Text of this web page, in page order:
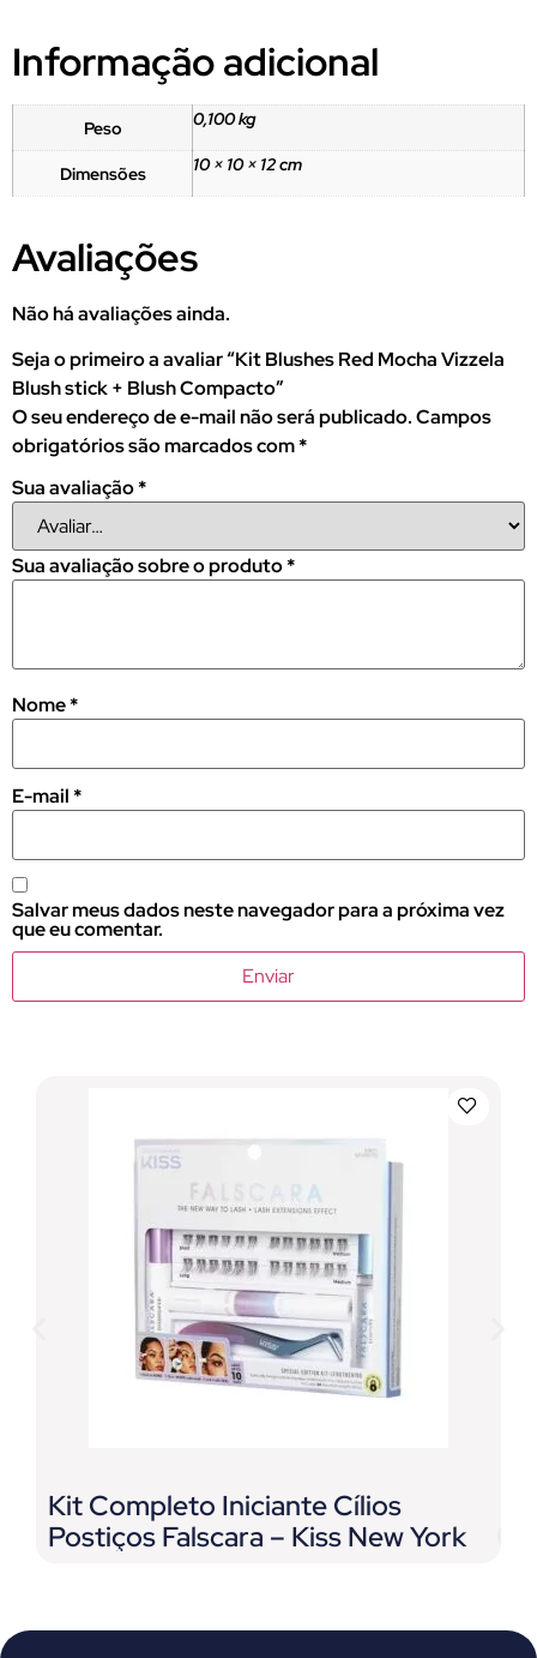
Informação adicional
Peso 0,100 kg
Dimensões 10 × 10 × 12 cm
Avaliações
Não há avaliações ainda.
Seja o primeiro a avaliar “Kit Blushes Red Mocha Vizzela
Blush stick + Blush Compacto”
O seu endereço de e-mail não será publicado.Campos
obrigatórios são marcados com*
Sua avaliação*
Sua avaliação sobre o produto*
Nome*
E-mail *
Salvar meus dados neste navegador para a próxima vez
que eu comentar.
Kit Completo Iniciante Cílios
Postiços Falscara – Kiss New York